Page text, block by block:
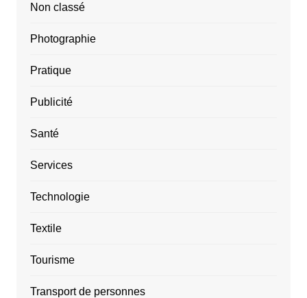
Non classé
Photographie
Pratique
Publicité
Santé
Services
Technologie
Textile
Tourisme
Transport de personnes